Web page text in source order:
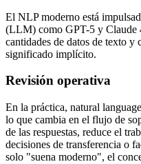
El NLP moderno está
(LLM) como GPT-5 y Claude
cantidades de datos de texto y
significado implícito.
Revisión operativa
En la práctica, natural
lo que cambia en el flujo de
de las respuestas, reduce el
decisiones de transferencia o
solo "suena moderno", el